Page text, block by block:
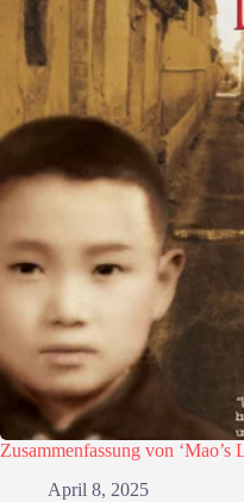
Zusammenfassung von
April 8, 2025